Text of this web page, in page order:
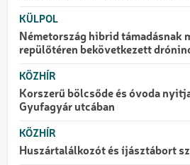
KÜLPOL
Németország hibrid támadásnak
repülőtéren bekövetkezett
KÖZHÍR
Korszerű bölcsőde és óvoda
Gyufagyár utcában
KÖZHÍR
Huszártalálkozót és íjásztábort